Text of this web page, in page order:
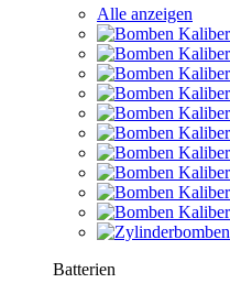
Alle anzeigen
Batterien